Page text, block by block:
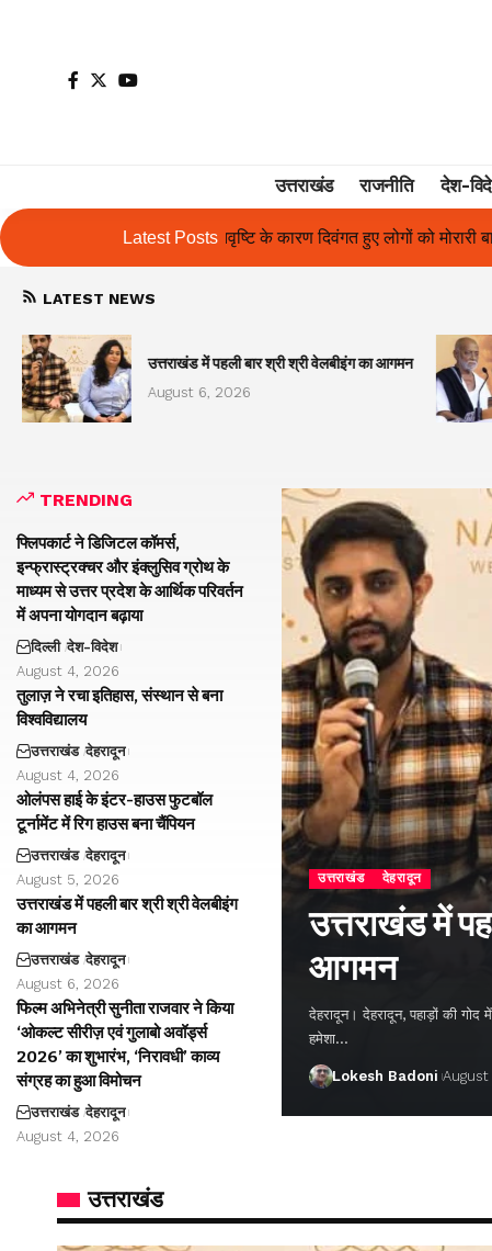
उत्तराखंड राजनीति देश-
Latest Posts
हुए लोगों को मोरारी बापू की श्रद्धांजलि और उनके परिजनों को सहायता
LATEST NEWS
उत्तराखंड में पहली बार श्री श्री वेलबीइंग का आगमन
August 6, 2026
TRENDING
फ्लिपकार्ट ने डिजिटल कॉमर्स,
इन्फ्रास्ट्रक्चर और इंक्लुसिव ग्रोथ के
माध्यम से उत्तर प्रदेश के आर्थिक परिवर्तन
में अपना योगदान बढ़ाया
दिल्ली देश-विदेश
August 4, 2026
तुलाज़ ने रचा इतिहास, संस्थान से बना
विश्वविद्यालय
उत्तराखंड देहरादून
August 4, 2026
ओलंपस हाई के इंटर-हाउस फुटबॉल
टूर्नामेंट में रिग हाउस बना चैंपियन
उत्तराखंड देहरादून
August 5, 2026
उत्तराखंड में पहली बार श्री श्री वेलबीइंग
का आगमन
उत्तराखंड देहरादून
August 6, 2026
फिल्म अभिनेत्री सुनीता राजवार ने किया
‘ओकल्ट सीरीज़ एवं गुलाबो अवॉर्ड्स
2026’ का शुभारंभ, ‘निरावधी’ काव्य
संग्रह का हुआ विमोचन
उत्तराखंड देहरादून
August 4, 2026
उत्तराखंड देहरादून
उत्तराखंड में
आगमन
देहरादून। देहरादून, पहाड़ों की
हमेशा…
Lokesh Badoni
उत्तराखंड